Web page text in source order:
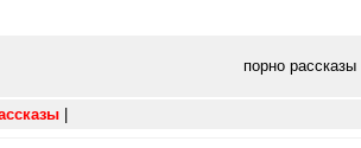
порно рассказы